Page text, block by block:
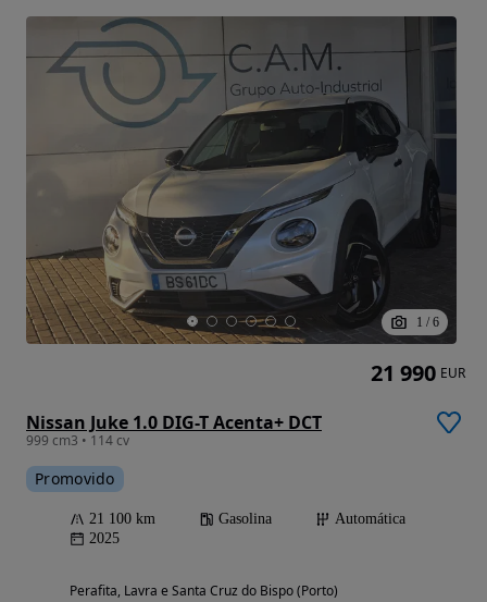
1 / 6
Nissan Juke 1.0 DIG-T Acenta+ DCT
999 cm3 • 114 cv
Promovido
21 100 km Gasolina
Automática
2025
Perafita, Lavra e Santa Cruz do Bispo (Porto)
21 990 EUR